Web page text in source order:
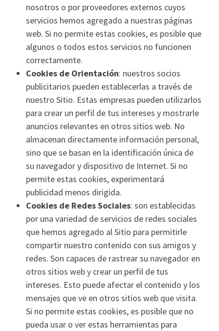
nosotros o por proveedores externos cuyos
servicios hemos agregado a nuestras páginas
web. Si no permite estas cookies, es posible que
algunos o todos estos servicios no funcionen
correctamente.
Cookies de Orientación: nuestros socios
publicitarios pueden establecerlas a través de
nuestro Sitio. Estas empresas pueden utilizarlos
para crear un perfil de tus intereses y mostrarle
anuncios relevantes en otros sitios web. No
almacenan directamente información personal,
sino que se basan en la identificación única de
su navegador y dispositivo de Internet. Si no
permite estas cookies, experimentará
publicidad menos dirigida.
Cookies de Redes Sociales: son establecidas
por una variedad de servicios de redes sociales
que hemos agregado al Sitio para permitirle
compartir nuestro contenido con sus amigos y
redes. Son capaces de rastrear su navegador en
otros sitios web y crear un perfil de tus
intereses. Esto puede afectar el contenido y los
mensajes que ve en otros sitios web que visita.
Si no permite estas cookies, es posible que no
pueda usar o ver estas herramientas para